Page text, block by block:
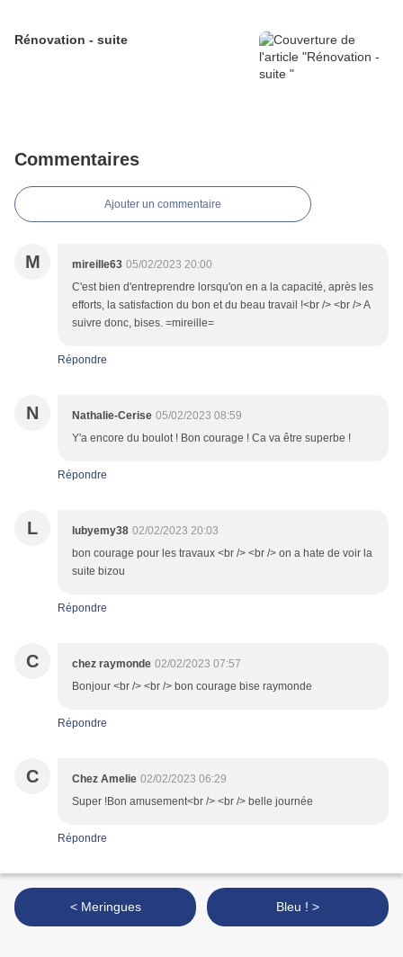
Rénovation - suite
Commentaires
Ajouter un commentaire
M mireille63 05/02/2023 20:00
C'est bien d'entreprendre lorsqu'on en a la capacité, après les
efforts, la satisfaction du bon et du beau travail !<br /> <br /> A
suivre donc, bises. =mireille=
Répondre
N Nathalie-Cerise 05/02/2023 08:59
Y'a encore du boulot ! Bon courage ! Ca va être superbe !
Répondre
L lubyemy38 02/02/2023 20:03
bon courage pour les travaux <br /> <br /> on a hate de voir la
suite bizou
Répondre
C chez raymonde 02/02/2023 07:57
Bonjour <br /> <br /> bon courage bise raymonde
Répondre
C Chez Amelie 02/02/2023 06:29
Super !Bon amusement<br /> <br /> belle journée
Répondre
< Meringues Bleu ! >